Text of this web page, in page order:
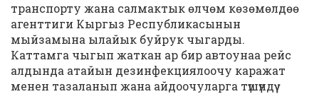
транспорту жана салмактык өлчөм көзөмөлдөө
агенттиги Кыргыз Республикасынын
мыйзамына ылайык буйрук чыгарды.
Каттамга чыгып жаткан ар бир автоунаа рейс
алдында атайын дезинфекциялоочу каражат
менен тазаланып жана айдоочуларга түшүндүү